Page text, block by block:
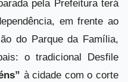
pela Prefeitura terá
em frente ao
do Parque da Família,
o tradicional Desfile
à cidade com o corte